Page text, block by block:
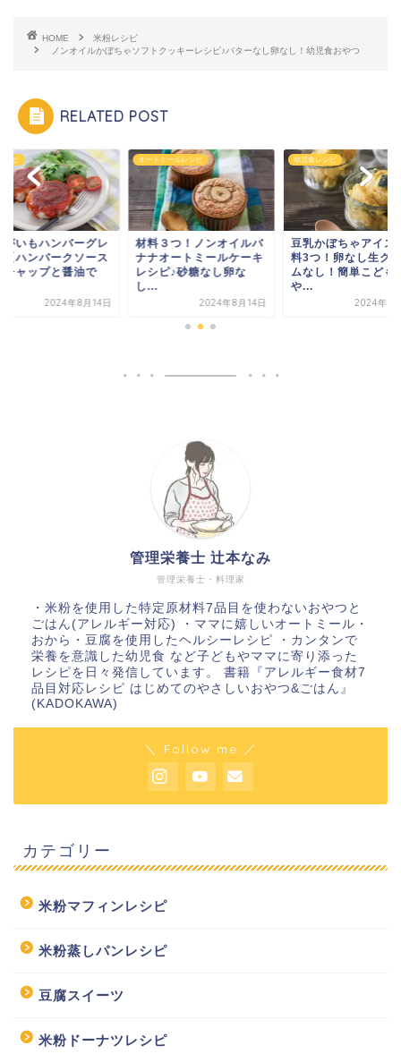
HOME
米粉レシピ
ノンオイルかぼちゃソフトクッキーレシピ♪バターなし卵なし！幼児食おやつ
RELATED POST
オートミールレシピ
材料３つ！ノンオイルバ
ナナオートミールケーキ
レシピ♪砂糖なし卵な
2024年8月14日
幼児食レシピ
豆乳かぼちゃアイス♪材
料3つ！卵なし生クリー
ムなし！簡単こどもお
2024年8月14日
簡単レシピ
じゃがいもハ
シピ【ハンバ
はケチャップ
管理栄養士・料理家
管理栄養士 辻本なみ
・米粉を使用した特定原材料7品目を使わないおやつと
ごはん(アレルギー対応) ・ママに嬉しいオートミール・
おから・豆腐を使用したヘルシーレシピ ・カンタンで
栄養を意識した幼児食 など子どもやママに寄り添った
レシピを日々発信しています。 書籍『アレルギー食材7
品目対応レシピ はじめてのやさしいおやつ&ごはん』
(KADOKAWA)
＼ Follow me ／
カテゴリー
米粉マフィンレシピ
米粉蒸しパンレシピ
豆腐スイーツ
米粉ドーナツレシピ